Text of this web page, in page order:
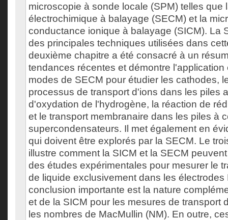
microscopie à sonde locale (SPM) telles que
électrochimique à balayage (SECM) et la
conductance ionique à balayage (SICM). La
des principales techniques utilisées dans
deuxième chapitre a été consacré à un
tendances récentes et démontre
modes de SECM pour étudier les cathodes,
processus de transport d'ions dans les piles
d'oxydation de l'hydrogène, la réaction de
et le transport membranaire dans les piles à
supercondensateurs. Il met également en
qui doivent être explorés par la SECM. Le
illustre comment la SICM et la SECM
des études expérimentales pour mesurer le
de liquide exclusivement dans les électrodes
conclusion importante est la nature
et de la SICM pour les mesures de transport
les nombres de MacMullin (NM). En outre,